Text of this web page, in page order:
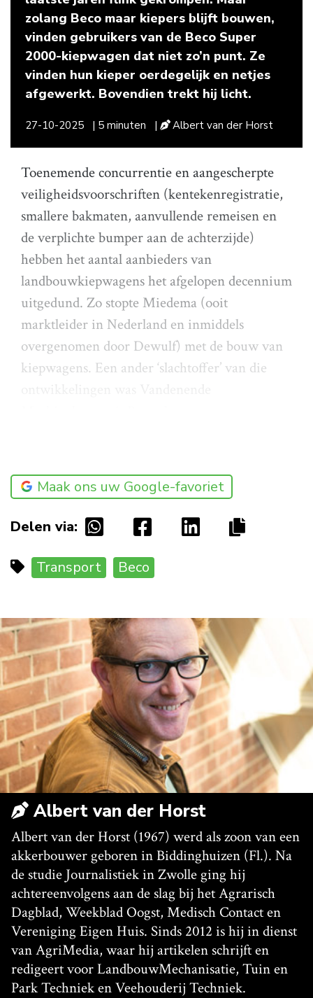
zolang Beco maar kiepers blijft bouwen,
vinden gebruikers van de Beco Super
2000-kiepwagen dat niet zo’n punt. Ze
vinden hun kieper oerdegelijk en netjes
afgewerkt. Bovendien trekt hij licht.
27-10-2025 | 5 minuten | Albert van der Horst
Toenemende concurrentie en aangescherpte
veiligheidsvoorschriften (kentekenregistratie,
smallere bakmaten, aanvullende remeisen en
de verplichte bumper aan de achterzijde)
hebben het aantal aanbieders van
landbouwkiepwagens het afgelopen decennium
uitgedund. Zo stopte Miedema (ooit
marktleider in Nederland en inmiddels
overgenomen door Dewulf) met de bouw van
kiepwagens. Een ander ‘slachtoffer’ van die
Maak ons uw Google-favoriet
Delen via:
Transport Beco
Albert van der Horst
Albert van der Horst (1967) werd als zoon van een
akkerbouwer geboren in Biddinghuizen (Fl.). Na
de studie Journalistiek in Zwolle ging hij
achtereenvolgens aan de slag bij het Agrarisch
Dagblad, Weekblad Oogst, Medisch Contact en
Vereniging Eigen Huis. Sinds 2012 is hij in dienst
van AgriMedia, waar hij artikelen schrijft en
redigeert voor LandbouwMechanisatie, Tuin en
Park Techniek en Veehouderij Techniek.